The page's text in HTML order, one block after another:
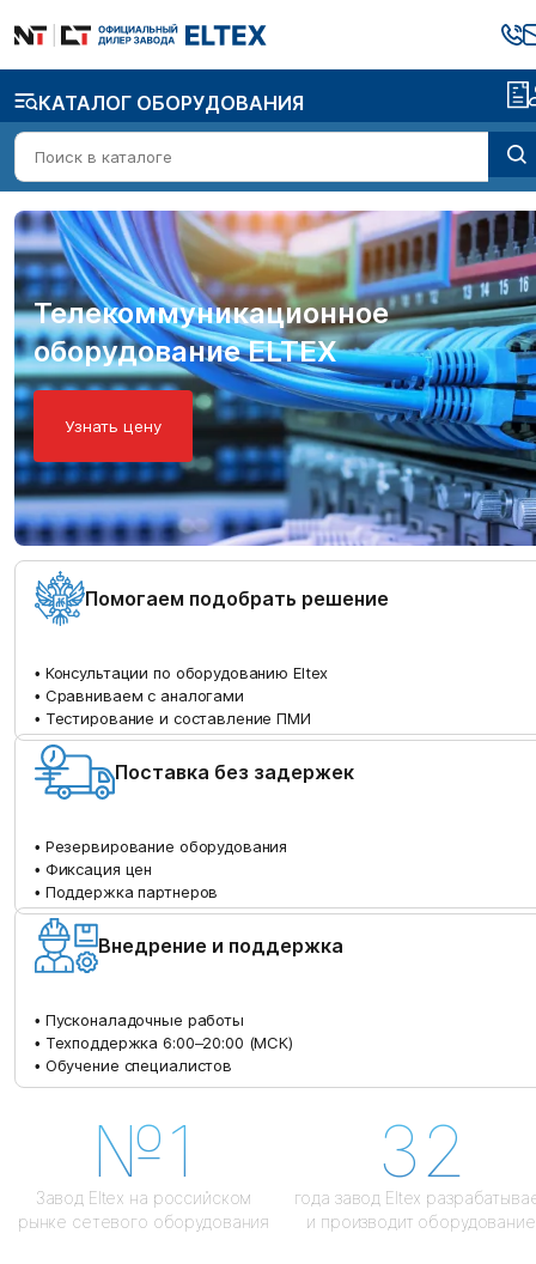
КАТАЛОГ ОБОРУДОВАНИЯ
Телекоммуникационное
оборудование ELTEX
Узнать цену
Помогаем подобрать решение
• Консультации по оборудованию Eltex
• Сравниваем с аналогами
• Тестирование и составление ПМИ
Поставка без задержек
• Резервирование оборудования
• Фиксация цен
• Поддержка партнеров
Внедрение и поддержка
• Пусконаладочные работы
• Техподдержка 6:00–20:00 (МСК)
• Обучение специалистов
№1
Завод Eltex на российском
рынке сетевого оборудования
32
года завод Eltex
и производит оборудование